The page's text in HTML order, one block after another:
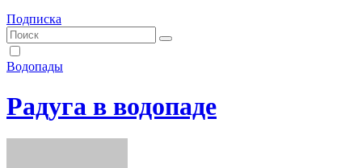
Подписка
Водопады
Радуга в водопаде